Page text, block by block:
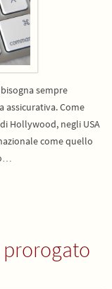
sempre
assicurativa. Come
Hollywood, negli USA
come quello
prorogato